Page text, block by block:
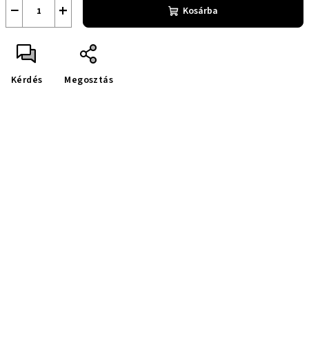
+
− Kosárba
Kérdés Megosztás